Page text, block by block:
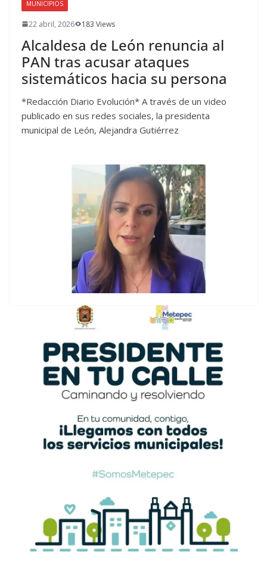
MUNICIPIOS
22 abril, 2026 183 Views
Alcaldesa de León renuncia al
PAN tras acusar ataques
sistemáticos hacia su persona
*Redacción Diario Evolución* A través de un video
publicado en sus redes sociales, la presidenta
municipal de León, Alejandra Gutiérrez